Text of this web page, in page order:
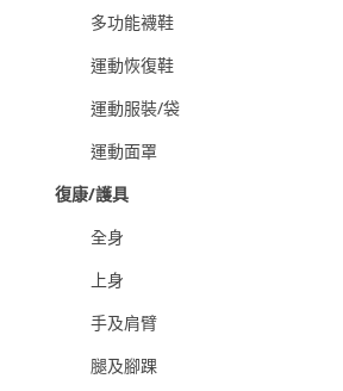
多功能襪鞋
運動恢復鞋
運動服裝/袋
運動面罩
復康/護具
全身
上身
手及肩臂
腿及腳踝